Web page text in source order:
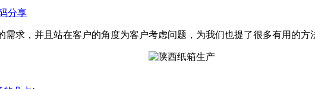
分享
求，并且站在客户的角度为客户考虑问题，为我们也提了很多有用的方